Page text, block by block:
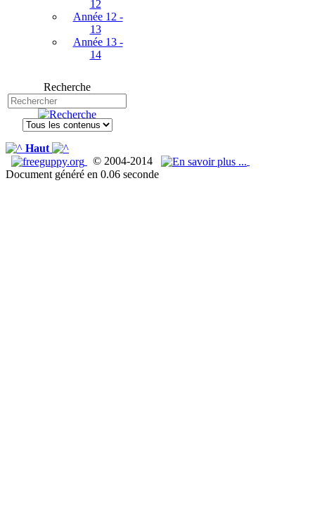
12
Année 12 -
13
Année 13 -
14
Recherche
Haut
© 2004-2014
Document généré en 0.06 seconde